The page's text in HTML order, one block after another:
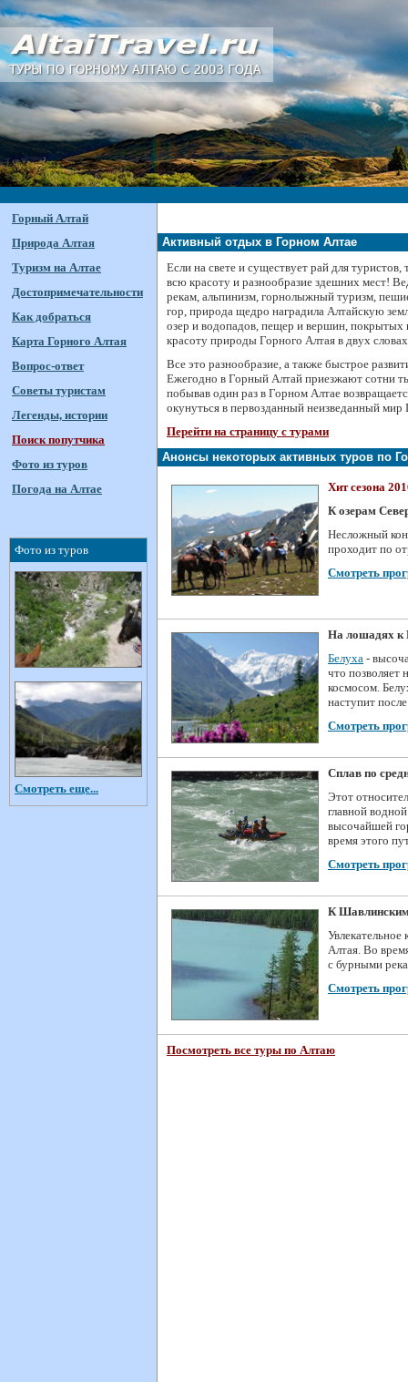
Горный Алтай
Природа Алтая
Туризм на Алтае
Достопримечательности
Как добраться
Карта Горного Алтая
Вопрос-ответ
Советы туристам
Легенды, истории
Поиск попутчика
Фото из туров
Погода на Алтае
Фото из туров
Смотреть еще...
Активный отдых в Горном Алтае
Если на свете и существует рай для
всю красоту и разнообразие здешних мест!
рекам, альпинизм, горнолыжный туризм,
гор, природа щедро наградила Алтайскую
озер и водопадов, пещер и вершин,
красоту природы Горного Алтая в двух
Все это разнообразие, а также быстрое
Ежегодно в Горный Алтай приезжают сотни
побывав один раз в Горном Алтае
окунуться в первозданный неизведанный мир
Перейти на страницу с турами
Анонсы некоторых активных туров по
Хит сезона
К озерам
Несложный
проходит по
Смотреть
На лошадях к
Белуха -
что позволяет
космосом.
наступит
Смотреть
Сплав по
Этот
главной
высочайшей
время этого
Смотреть
К
Алтая. Во
с бурными
Смотреть
Посмотреть все туры по Алтаю